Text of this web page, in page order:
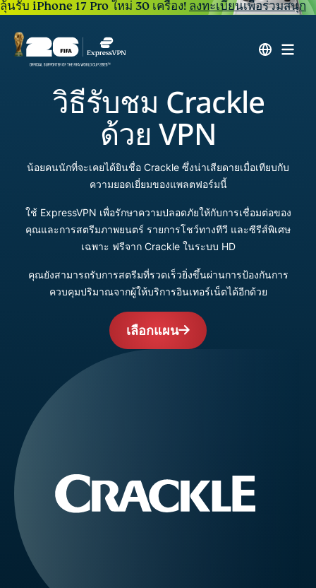
ลุ้นรับ iPhone 17 Pro ใหม่ 30 เครื่อง! ลงทะเบียนเพื่อร่วมสนุก
วิธีรับชม Crackle
ด้วย VPN
น้อยคนนักที่จะเคยได้ยินชื่อ Crackle ซึ่งน่าเสียดายเมื่อเทียบกับ
ความยอดเยี่ยมของแพลตฟอร์มนี้
ใช้ ExpressVPN เพื่อรักษาความปลอดภัยให้กับการเชื่อมต่อของ
คุณและการสตรีมภาพยนตร์ รายการโชว์ทางทีวี และซีรีส์พิเศษ
เฉพาะ ฟรีจาก Crackle ในระบบ HD
คุณยังสามารถรับการสตรีมที่รวดเร็วยิ่งขึ้นผ่านการป้องกันการ
ควบคุมปริมาณจากผู้ให้บริการอินเทอร์เน็ตได้อีกด้วย
เลือกแผน